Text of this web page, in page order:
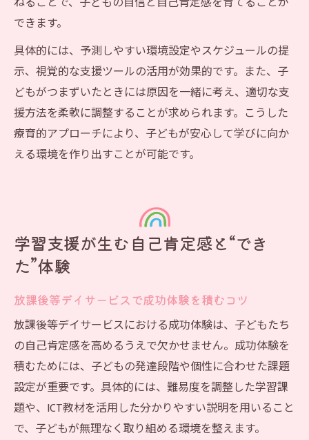
できます。
具体的には、予測しやすい環境設定やスケジュールの提
示、視覚的な支援ツールの活用が効果的です。また、子
どもがつまずいたときには原因を一緒に考え、適切な支
援方法を柔軟に調整することが求められます。こうした
療育的アプローチにより、子どもが安心して学びに向か
える環境を作り出すことが可能です。
学習支援が生む自己肯定感と“でき
た”体験
放課後等デイサービスで成功体験を積むコツ
放課後等デイサービスにおける成功体験は、子どもたち
の自己肯定感を高めるうえで欠かせません。成功体験を
積むためには、子どもの発達段階や個性に合わせた課題
設定が重要です。具体的には、難易度を調整した学習課
題や、ICT教材を活用した分かりやすい説明を用いること
で、子どもが無理なく取り組める環境を整えます。